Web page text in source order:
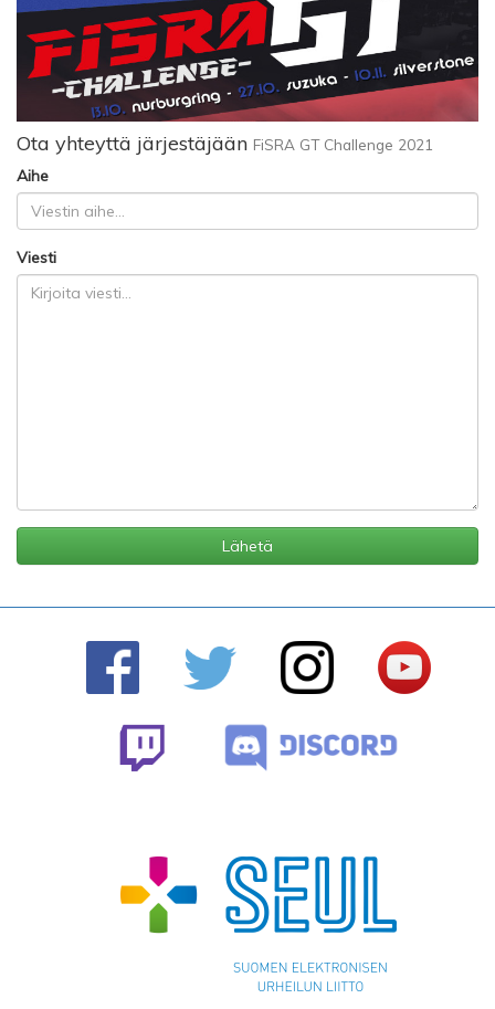
Ota yhteyttä järjestäjään FiSRA GT Challenge 2021
Aihe
Viesti
Lähetä